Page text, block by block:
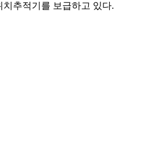
추적기를 보급하고 있다.